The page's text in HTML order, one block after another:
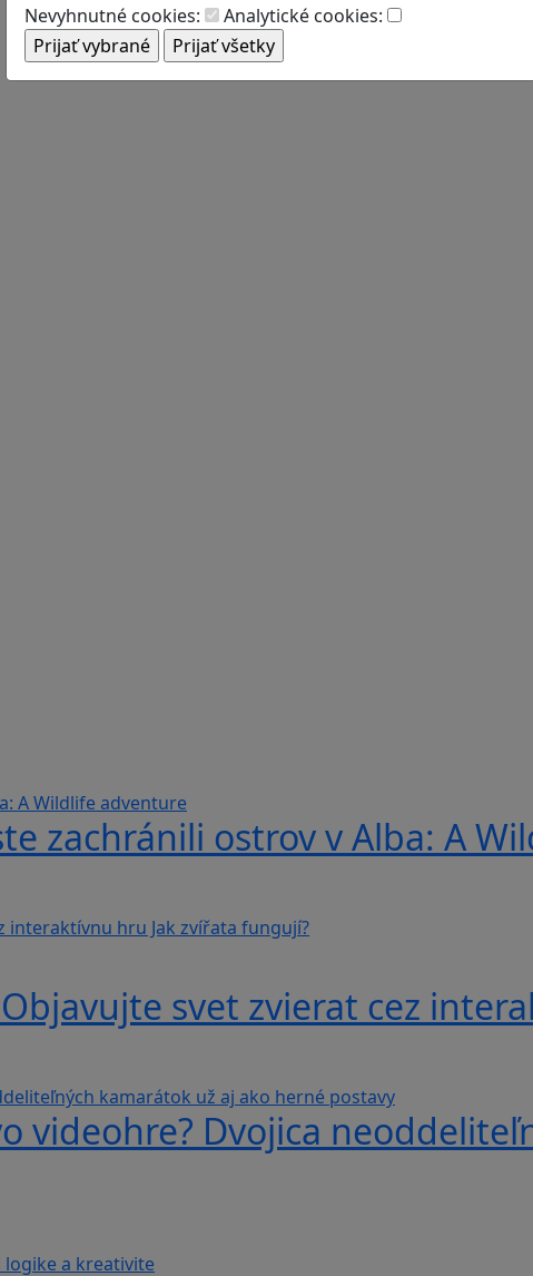
Nevyhnutné cookies:
Analytické cookies:
zachránili ostrov v Alba: A
svet zvierat cez
videohre? Dvojica